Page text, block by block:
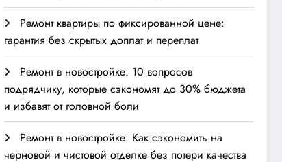
Ремонт квартиры по фиксированной цене:
гарантия без скрытых доплат и переплат
Ремонт в новостройке: 10 вопросов
подрядчику, которые сэкономят до 30% бюджета
и избавят от головной боли
Ремонт в новостройке: Как сэкономить на
черновой и чистовой отделке без потери качества